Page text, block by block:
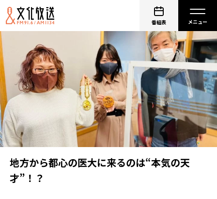
番組表
地方から都心の医大に来るのは“本気の天
才”！？